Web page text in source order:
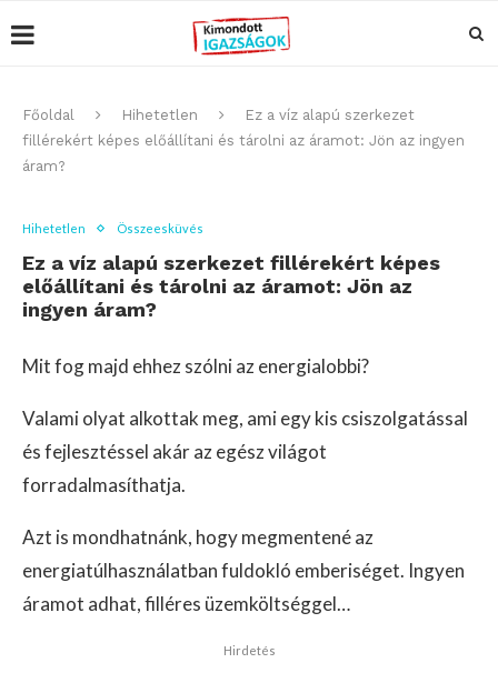
Főoldal Hihetetlen
Ez a víz alapú szerkezet
fillérekért képes előállítani és tárolni az áramot: Jön az ingyen
áram?
Hihetetlen Összeesküvés
Ez a víz alapú szerkezet fillérekért képes
előállítani és tárolni az áramot: Jön az
ingyen áram?
Mit fog majd ehhez szólni az energialobbi?
Valami olyat alkottak meg, ami egy kis csiszolgatással
és fejlesztéssel akár az egész világot
forradalmasíthatja.
Azt is mondhatnánk, hogy megmentené az
energiatúlhasználatban fuldokló emberiséget. Ingyen
áramot adhat, filléres üzemköltséggel…
Hirdetés